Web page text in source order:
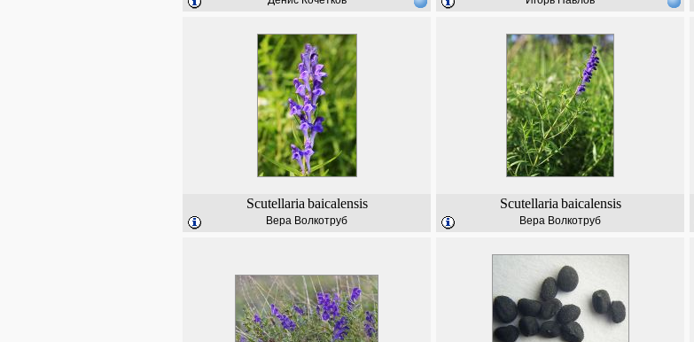
Scutellaria baicalensis
Вера Волкотруб
Scutellaria baicalensis
Вера Волкотруб